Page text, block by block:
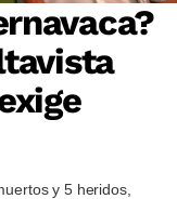
y 5 heridos,